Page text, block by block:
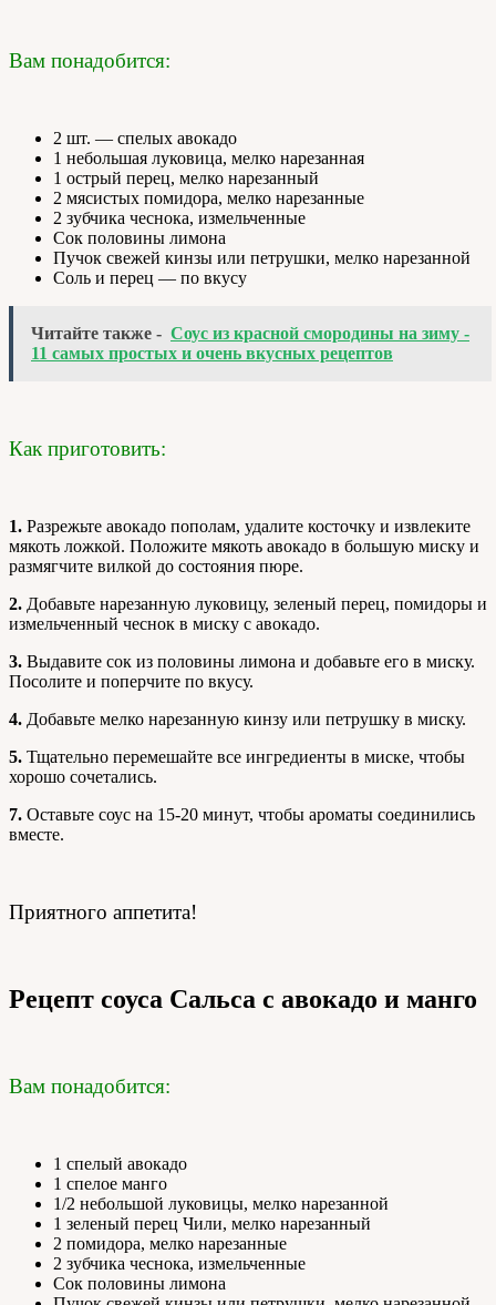
Вам понадобится:
2 шт. — спелых авокадо
1 небольшая луковица, мелко нарезанная
1 острый перец, мелко нарезанный
2 мясистых помидора, мелко нарезанные
2 зубчика чеснока, измельченные
Сок половины лимона
Пучок свежей кинзы или петрушки, мелко нарезанной
Соль и перец — по вкусу
Читайте также - Соус из красной смородины на зиму -
11 самых простых и очень вкусных рецептов
Как приготовить:
1. Разрежьте авокадо пополам, удалите косточку и извлеките
мякоть ложкой. Положите мякоть авокадо в большую миску и
размягчите вилкой до состояния пюре.
2. Добавьте нарезанную луковицу, зеленый перец, помидоры и
измельченный чеснок в миску с авокадо.
3. Выдавите сок из половины лимона и добавьте его в миску.
Посолите и поперчите по вкусу.
4. Добавьте мелко нарезанную кинзу или петрушку в миску.
5. Тщательно перемешайте все ингредиенты в миске, чтобы
хорошо сочетались.
7. Оставьте соус на 15-20 минут, чтобы ароматы соединились
вместе.
Приятного аппетита!
Рецепт соуса Сальса с авокадо и манго
Вам понадобится:
1 спелый авокадо
1 спелое манго
1/2 небольшой луковицы, мелко нарезанной
1 зеленый перец Чили, мелко нарезанный
2 помидора, мелко нарезанные
2 зубчика чеснока, измельченные
Сок половины лимона